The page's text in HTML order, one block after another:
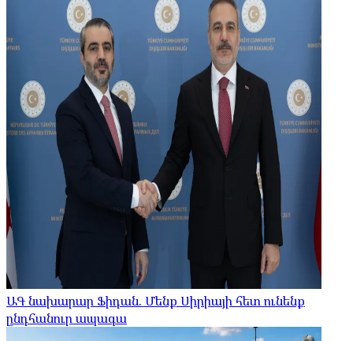
ԱԳ նախարար Ֆիդան. Մենք Սիրիայի հետ ունենք
ընդհանուր ապագա